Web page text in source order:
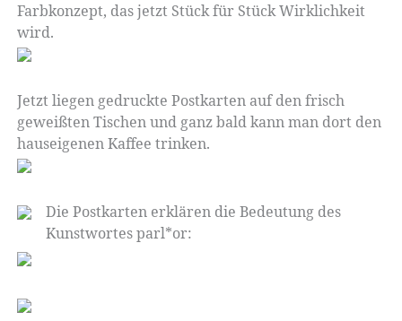
Farbkonzept, das jetzt Stück für Stück Wirklichkeit
wird.
Jetzt liegen gedruckte Postkarten auf den frisch
geweißten Tischen und ganz bald kann man dort den
hauseigenen Kaffee trinken.
Die Postkarten erklären die Bedeutung des
Kunstwortes parl*or: